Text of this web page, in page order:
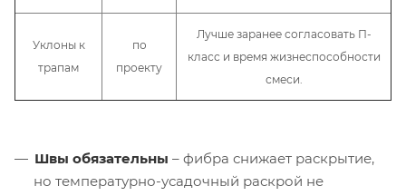
Уклоны к
трапам
по
проекту
Лучше заранее согласовать П-
класс и время жизнеспособности
смеси.
Швы обязательны – фибра снижает раскрытие,
но температурно-усадочный раскрой не